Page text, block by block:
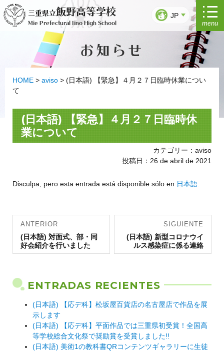
al
contenido
三重県立飯野高等学校
Mie Prefectural Iino High School
JP
menu
お知らせ
HOME > aviso > (日本語) 【緊急】４月２７日臨時休業につい
て
(日本語) 【緊急】４月２７日臨時休
業について
カテゴリー：aviso
投稿日：26 de abril de 2021
Disculpa, pero esta entrada está disponible sólo en 日本語
Navegación
de
entradas
ANTERIOR
Entrada
anterior:
(日本語) 対面式、部・同
好会紹介を行いました
SIGUIENTE
Entrada
siguiente:
(日本語) 新型コロナウイ
ルス感染症に係る連絡
ENTRADAS RECIENTES
(日本語) 【応デ科】松坂屋百貨店の名古屋店で作品を展
示します
(日本語) 【応デ科】平面作品では三重県初受賞！全国高
等学校総合文化祭で奨励賞を受賞しました!!
(日本語) 美術1の教科書QRコンテンツギャラリーに生徒